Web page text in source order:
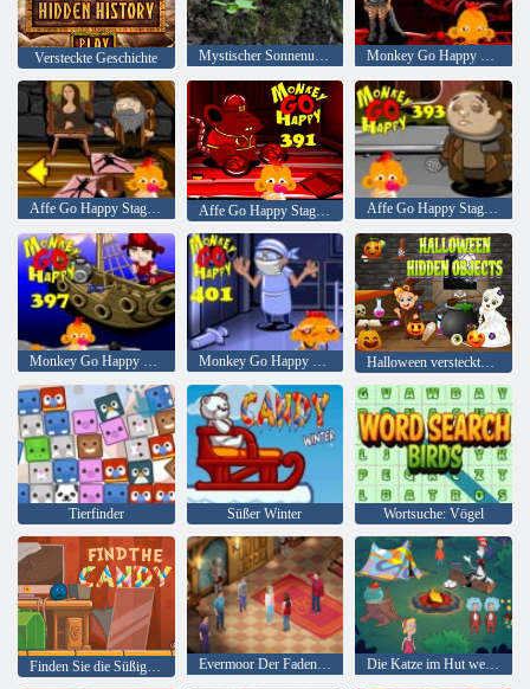
Versteckte Geschichte Mystischer Sonnenuntergang Wald Monkey Go Happy Stage 353
Affe Go Happy Stage 371 Affe Go Happy Stage 391 Affe Go Happy Stage 393
Monkey Go Happy Stage 397 Monkey Go Happy Stage 401 Halloween versteckte Objekte
Tierfinder Süßer Winter Wortsuche: Vögel
Evermoor Der Faden des Schicksals Die Katze im Hut weiß viel über das! Lagerzeit